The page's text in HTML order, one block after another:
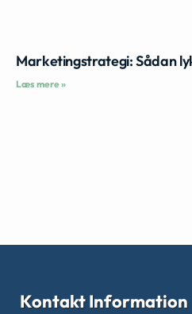
Marketingstrategi: Sådan
Læs mere »
Kontakt Information